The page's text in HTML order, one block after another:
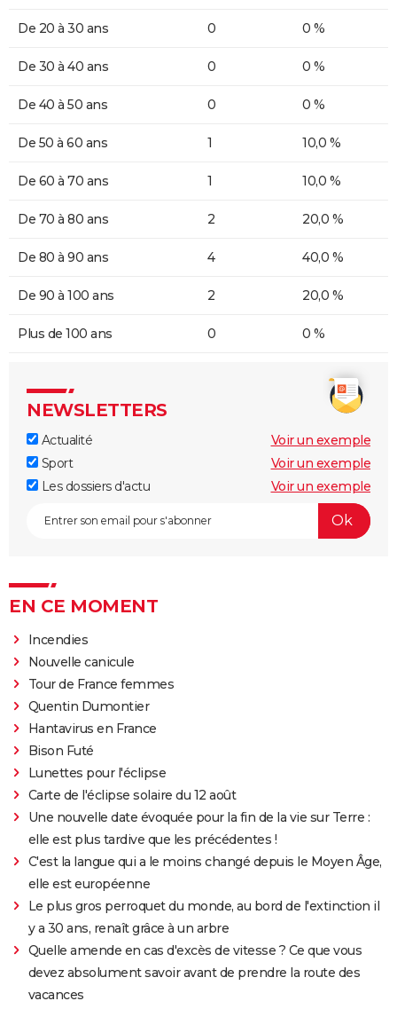
De 20 à 30 ans 0 0 %
De 30 à 40 ans 0 0 %
De 40 à 50 ans 0 0 %
De 50 à 60 ans 1 10,0 %
De 60 à 70 ans 1 10,0 %
De 70 à 80 ans 2 20,0 %
De 80 à 90 ans 4 40,0 %
De 90 à 100 ans 2 20,0 %
Plus de 100 ans 0 0 %
NEWSLETTERS
Actualité
Voir un exemple
Sport
Voir un exemple
Les dossiers d'actu
Voir un exemple
EN CE MOMENT
Incendies
Nouvelle canicule
Tour de France femmes
Quentin Dumontier
Hantavirus en France
Bison Futé
Lunettes pour l'éclipse
Carte de l'éclipse solaire du 12 août
Une nouvelle date évoquée pour la fin de la vie sur Terre :
elle est plus tardive que les précédentes !
C'est la langue qui a le moins changé depuis le Moyen Âge,
elle est européenne
Le plus gros perroquet du monde, au bord de l'extinction il
y a 30 ans, renaît grâce à un arbre
Quelle amende en cas d'excès de vitesse ? Ce que vous
devez absolument savoir avant de prendre la route des
vacances